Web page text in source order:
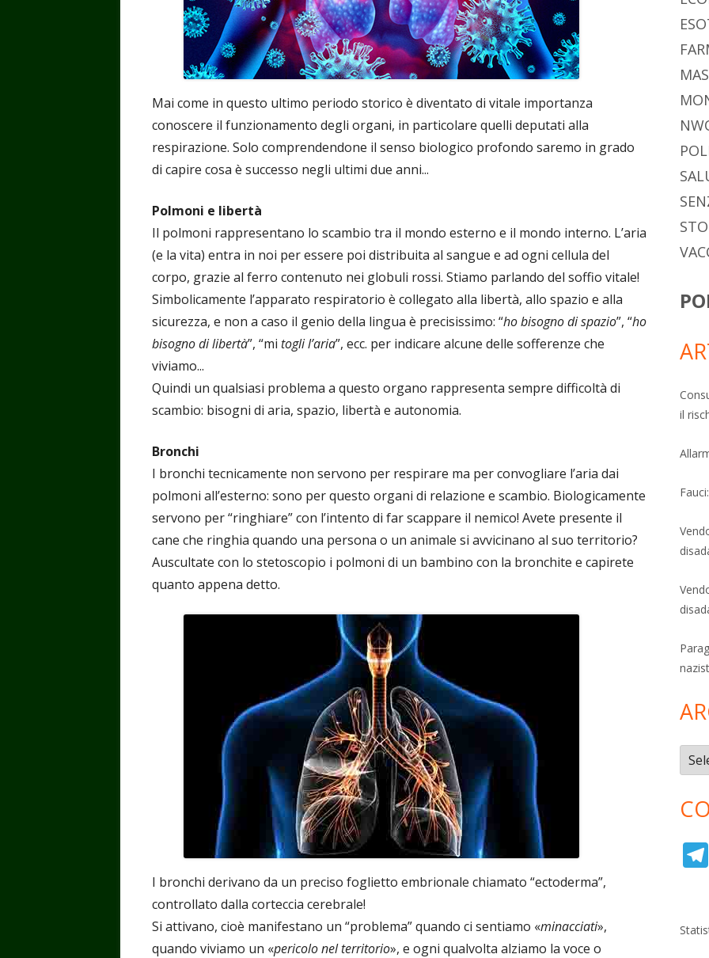
Mai come in questo ultimo periodo storico è diventato di vitale importanza
conoscere il funzionamento degli organi, in particolare quelli deputati alla
respirazione. Solo comprendendone il senso biologico profondo saremo in grado
di capire cosa è successo negli ultimi due anni...
Polmoni e libertà
Il polmoni rappresentano lo scambio tra il mondo esterno e il mondo interno. L’aria
(e la vita) entra in noi per essere poi distribuita al sangue e ad ogni cellula del
corpo, grazie al ferro contenuto nei globuli rossi. Stiamo parlando del soffio vitale!
Simbolicamente l’apparato respiratorio è collegato alla libertà, allo spazio e alla
sicurezza, e non a caso il genio della lingua è precisissimo: “ho bisogno di spazio”, “ho
bisogno di libertà”, “mi togli l’aria”, ecc. per indicare alcune delle sofferenze che
viviamo...
Quindi un qualsiasi problema a questo organo rappresenta sempre difficoltà di
scambio: bisogni di aria, spazio, libertà e autonomia.
Bronchi
I bronchi tecnicamente non servono per respirare ma per convogliare l’aria dai
polmoni all’esterno: sono per questo organi di relazione e scambio. Biologicamente
servono per “ringhiare” con l’intento di far scappare il nemico! Avete presente il
cane che ringhia quando una persona o un animale si avvicinano al suo territorio?
Auscultate con lo stetoscopio i polmoni di un bambino con la bronchite e capirete
quanto appena detto.
I bronchi derivano da un preciso foglietto embrionale chiamato “ectoderma”,
controllato dalla corteccia cerebrale!
Si attivano, cioè manifestano un “problema” quando ci sentiamo «minacciati»,
quando viviamo un «pericolo nel territorio», e ogni qualvolta alziamo la voce o
il